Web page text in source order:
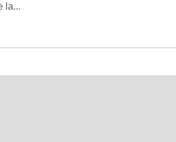
la...